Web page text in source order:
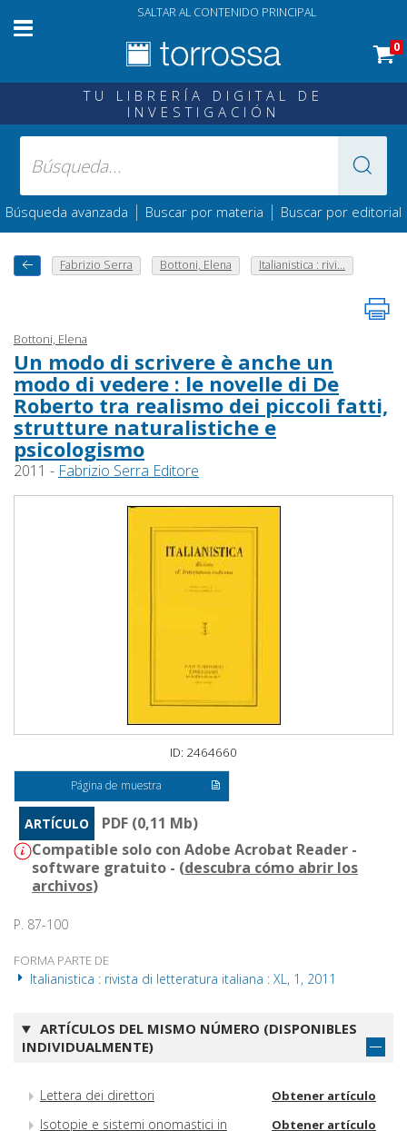
SALTAR AL CONTENIDO PRINCIPAL
0
TU LIBRERÍA DIGITAL DE
INVESTIGACIÓN
Búsqueda avanzada | Buscar por materia | Buscar por editorial
Fabrizio Serra Bottoni, Elena Italianistica : rivi...
Bottoni, Elena
Un modo di scrivere è anche un
modo di vedere : le novelle di De
Roberto tra realismo dei piccoli fatti,
strutture naturalistiche e
psicologismo
2011 - Fabrizio Serra Editore
ID: 2464660
Página de muestra
ARTÍCULO
PDF (0,11 Mb)
Compatible solo con Adobe Acrobat Reader -
software gratuito - (descubra cómo abrir los
archivos)
P. 87-100
FORMA PARTE DE
Italianistica : rivista di letteratura italiana : XL, 1, 2011
ARTÍCULOS DEL MISMO NÚMERO (DISPONIBLES
INDIVIDUALMENTE)
Lettera dei direttori Obtener artículo
Isotopie e sistemi onomastici in
Obtener artículo